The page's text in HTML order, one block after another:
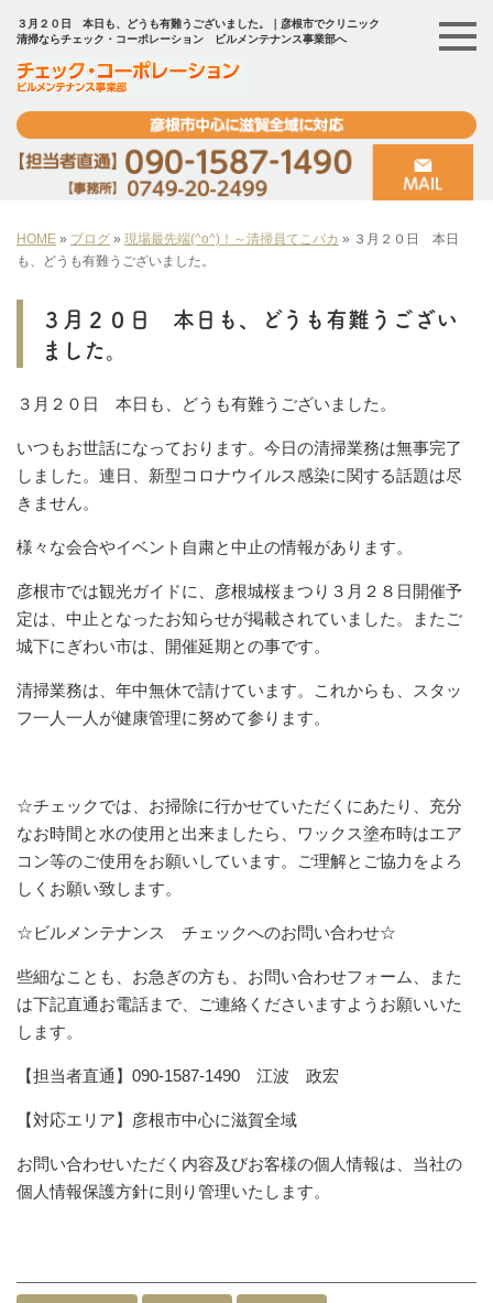
３月２０日 本日も、どうも有難うございました。｜彦根市でクリニック
清掃ならチェック・コーポレーション ビルメンテナンス事業部へ
HOME » ブログ » 現場最先端(^o^)！～清掃員てこパカ » ３月２０日 本日
も、どうも有難うございました。
３月２０日 本日も、どうも有難うござい
ました。
３月２０日 本日も、どうも有難うございました。
いつもお世話になっております。今日の清掃業務は無事完了
しました。連日、新型コロナウイルス感染に関する話題は尽
きません。
様々な会合やイベント自粛と中止の情報があります。
彦根市では観光ガイドに、彦根城桜まつり３月２８日開催予
定は、中止となったお知らせが掲載されていました。またご
城下にぎわい市は、開催延期との事です。
清掃業務は、年中無休で請けています。これからも、スタッ
フ一人一人が健康管理に努めて参ります。
☆チェックでは、お掃除に行かせていただくにあたり、充分
なお時間と水の使用と出来ましたら、ワックス塗布時はエア
コン等のご使用をお願いしています。ご理解とご協力をよろ
しくお願い致します。
☆ビルメンテナンス チェックへのお問い合わせ☆
些細なことも、お急ぎの方も、お問い合わせフォーム、また
は下記直通お電話まで、ご連絡くださいますようお願いいた
します。
【担当者直通】090-1587-1490 江波 政宏
【対応エリア】彦根市中心に滋賀全域
お問い合わせいただく内容及びお客様の個人情報は、当社の
個人情報保護方針に則り管理いたします。